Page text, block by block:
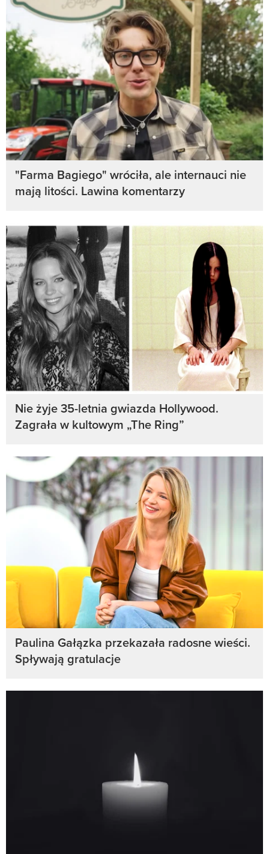
"Farma Bagiego" wróciła, ale internauci nie
mają litości. Lawina komentarzy
Nie żyje 35-letnia gwiazda Hollywood.
Zagrała w kultowym „The Ring”
Paulina Gałązka przekazała radosne wieści.
Spływają gratulacje